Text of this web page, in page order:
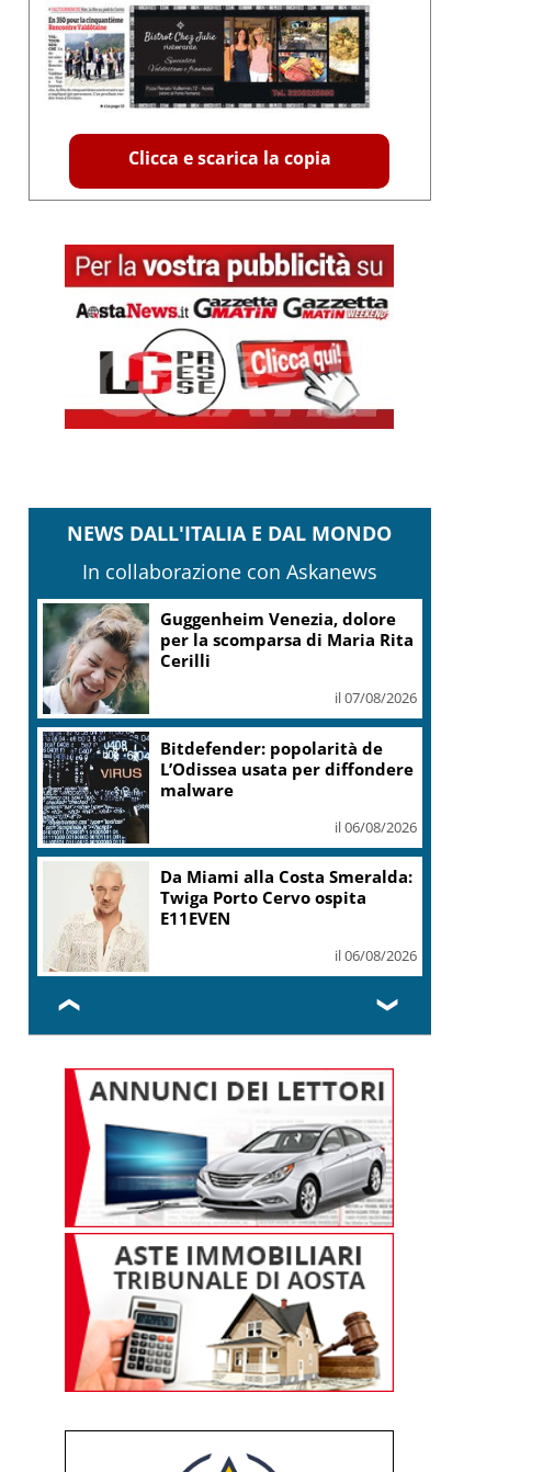
Clicca e scarica la copia
NEWS DALL'ITALIA E DAL MONDO
In collaborazione con Askanews
Covid, ‘Conte-day’ in
commissione: “non sono un
eroe ma un uomo corretto,
il 06/08/2026
Guccini, Meloni: l’ho amato e
mi ha formato, continuerò a
il 06/08/2026
Sogin: in 2025 utile balza oltre
2,5 mln, decommissioning al
il 06/08/2026